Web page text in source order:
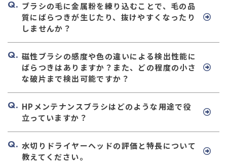
ブラシの毛に金属粉を練り込むことで、毛の品
質にばらつきが生じたり、抜けやすくなったり
しませんか？
磁性ブラシの感度や色の違いによる検出性能に
ばらつきはありますか？また、どの程度の小さ
な破片まで検出可能ですか？
HPメンテナンスブラシはどのような用途で役
立っていますか？
水切りドライヤーヘッドの評価と特長について
教えてください。